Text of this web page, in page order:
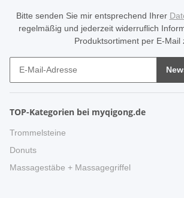
Bitte senden Sie mir entsprechend Ihrer
regelmäßig und jederzeit widerruflich
Produktsortiment per E-Mail
TOP-Kategorien bei myqigong.de
Trommelsteine
Donuts
Massagestäbe + Massagegriffel